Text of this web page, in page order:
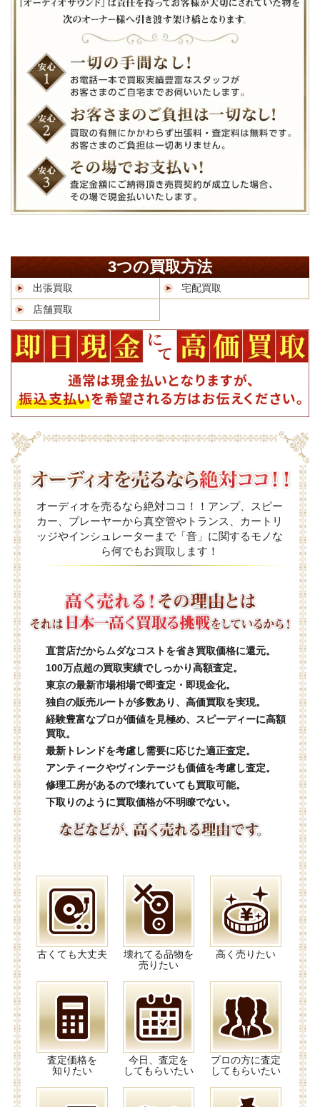
3つの買取方法
出張買取
宅配買取
店舗買取
オーディオを売るなら絶対ココ！！アンプ、スピー
カー、プレーヤーから真空管やトランス、カートリ
ッジやインシュレーターまで「音」に関するモノな
ら何でもお買取します！
直営店だからムダなコストを省き買取価格に還元。
100万点超の買取実績でしっかり高額査定。
東京の最新市場相場で即査定・即現金化。
独自の販売ルートが多数あり、高価買取を実現。
経験豊富なプロが価値を見極め、スピーディーに高額
買取。
最新トレンドを考慮し需要に応じた適正査定。
アンティークやヴィンテージも価値を考慮し査定。
修理工房があるので壊れていても買取可能。
下取りのように買取価格が不明瞭でない。
古くても大丈夫
壊れてる品物を
売りたい
高く売りたい
査定価格を
知りたい
今日、査定を
してもらいたい
プロの方に査定
してもらいたい